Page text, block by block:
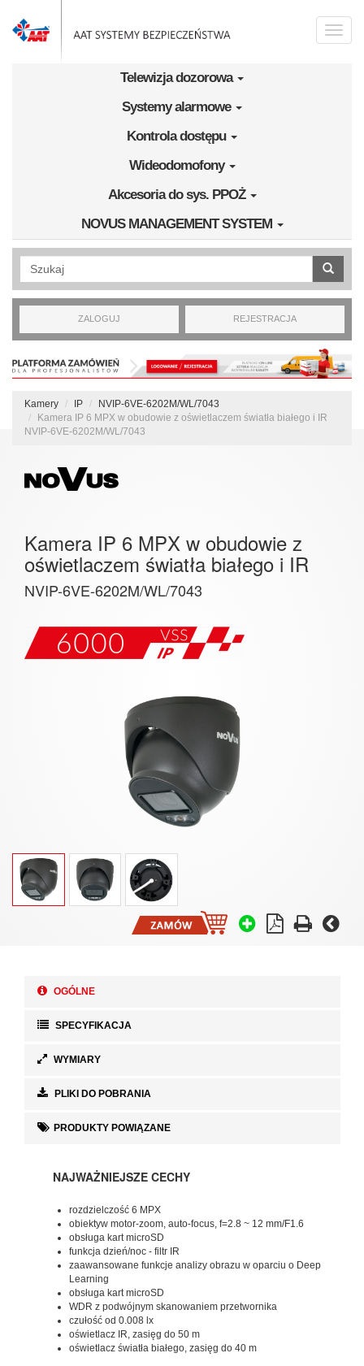
Toggle
Telewizja dozorowa
Systemy alarmowe
Kontrola dostępu
Wideodomofony
Akcesoria do sys. PPOŻ
NOVUS MANAGEMENT SYSTEM
Wyszukiwanie pełnotekstowe
ZALOGUJ REJESTRACJA
Kamery IP
NVIP-6VE-6202M/WL/7043
Kamera IP 6 MPX w obudowie z oświetlaczem światła białego i IR
NVIP-6VE-6202M/WL/7043
Kamera IP 6 MPX w obudowie z
oświetlaczem światła białego i IR
NVIP-6VE-6202M/WL/7043
OGÓLNE
SPECYFIKACJA
WYMIARY
PLIKI DO POBRANIA
PRODUKTY POWIĄZANE
NAJWAŻNIEJSZE CECHY
rozdzielczość 6 MPX
obiektyw motor-zoom, auto-focus, f=2.8 ~ 12 mm/F1.6
obsługa kart microSD
funkcja dzień/noc - filtr IR
zaawansowane funkcje analizy obrazu w oparciu o Deep
Learning
obsługa kart microSD
WDR z podwójnym skanowaniem przetwornika
czułość od 0.008 lx
oświetlacz IR, zasięg do 50 m
oświetlacz światła białego, zasięg do 40 m